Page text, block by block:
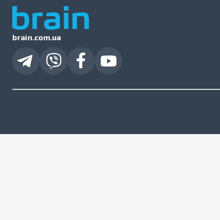
brain.com.ua